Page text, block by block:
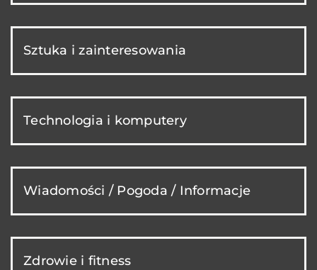
Sztuka i zainteresowania
Technologia i komputery
Wiadomości / Pogoda / Informacje
Zdrowie i fitness